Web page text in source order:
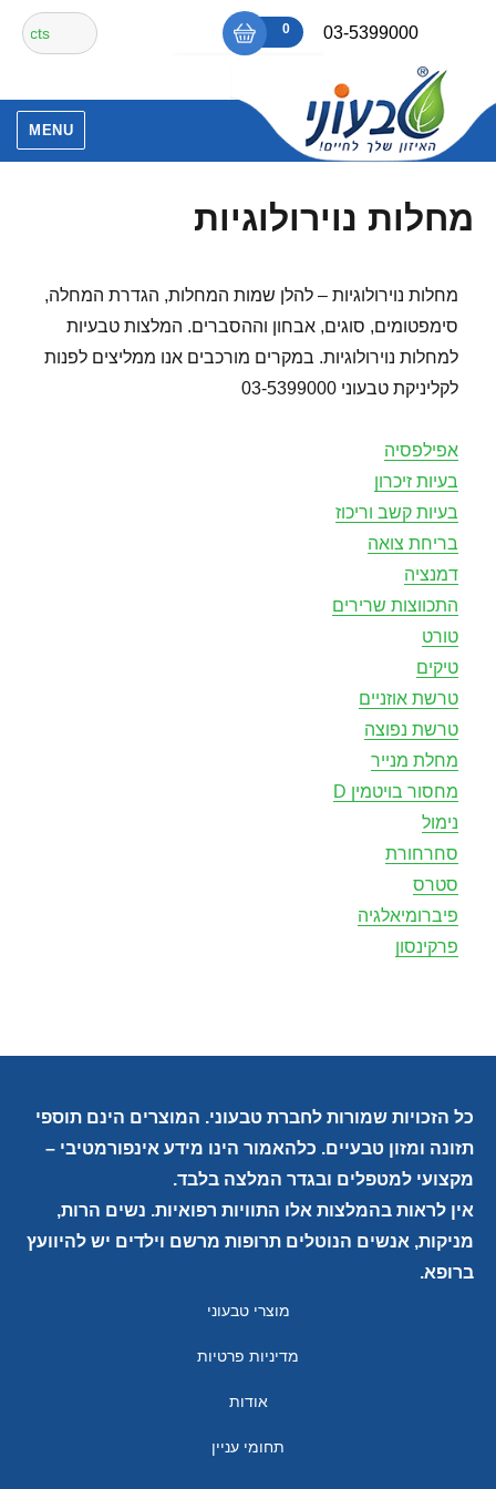
content
03-5399000
₪0
0
אין מוצרים בסל הקניות.
חיפוש
עבור:
MENU
מחלות נוירולוגיות
מחלות נוירולוגיות – להלן שמות המחלות, הגדרת המחלה,
סימפטומים, סוגים, אבחון וההסברים. המלצות טבעיות
למחלות נוירולוגיות. במקרים מורכבים אנו ממליצים לפנות
לקליניקת טבעוני 03-5399000
אפילפסיה
בעיות זיכרון
בעיות קשב וריכוז
בריחת צואה
דמנציה
התכווצות שרירים
טורט
טיקים
טרשת אוזניים
טרשת נפוצה
מחלת מנייר
מחסור בויטמין D
נימול
סחרחורת
סטרס
פיברומיאלגיה
פרקינסון
כל הזכויות שמורות לחברת טבעוני. המוצרים הינם תוספי
תזונה ומזון טבעיים. כלהאמור הינו מידע אינפורמטיבי –
מקצועי למטפלים ובגדר המלצה בלבד.
אין לראות בהמלצות אלו התוויות רפואיות. נשים הרות,
מניקות, אנשים הנוטלים תרופות מרשם וילדים יש להיוועץ
ברופא.
מוצרי טבעוני
מדיניות פרטיות
אודות
תחומי עניין